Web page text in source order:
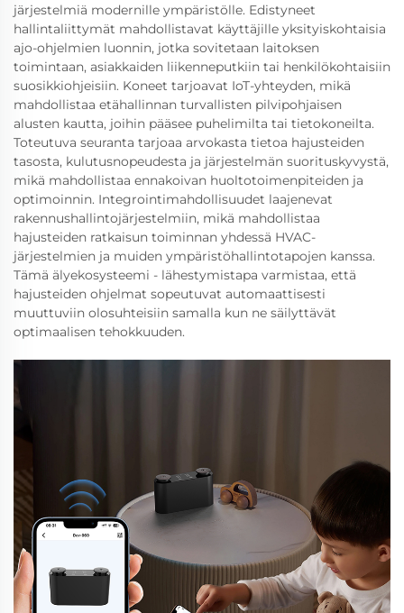
järjestelmiä modernille ympäristölle. Edistyneet
hallintaliittymät mahdollistavat käyttäjille yksityiskohtaisia
ajo-ohjelmien luonnin, jotka sovitetaan laitoksen
toimintaan, asiakkaiden liikenneputkiin tai henkilökohtaisiin
suosikkiohjeisiin. Koneet tarjoavat IoT-yhteyden, mikä
mahdollistaa etähallinnan turvallisten pilvipohjaisen
alusten kautta, joihin pääsee puhelimilta tai tietokoneilta.
Toteutuva seuranta tarjoaa arvokasta tietoa hajusteiden
tasosta, kulutusnopeudesta ja järjestelmän suorituskyvystä,
mikä mahdollistaa ennakoivan huoltotoimenpiteiden ja
optimoinnin. Integrointimahdollisuudet laajenevat
rakennushallintojärjestelmiin, mikä mahdollistaa
hajusteiden ratkaisun toiminnan yhdessä HVAC-
järjestelmien ja muiden ympäristöhallintotapojen kanssa.
Tämä älyekosysteemi - lähestymistapa varmistaa, että
hajusteiden ohjelmat sopeutuvat automaattisesti
muuttuviin olosuhteisiin samalla kun ne säilyttävät
optimaalisen tehokkuuden.